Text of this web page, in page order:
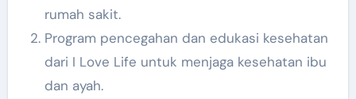
rumah sakit.
Program pencegahan dan edukasi kesehatan
dari I Love Life untuk menjaga kesehatan ibu
dan ayah.